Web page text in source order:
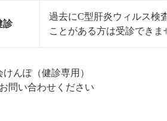
診
過去にC型肝炎ウィルス検
ことがある方は受診できま
んぽ（健診専用）
問い合わせください